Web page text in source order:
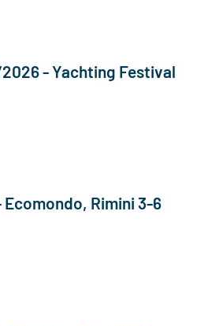
- Yachting Festival
Ecomondo, Rimini 3-6